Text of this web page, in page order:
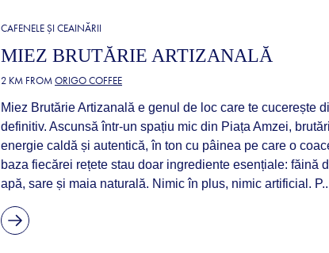
CAFENELE ȘI CEAINĂRII
MIEZ BRUTĂRIE ARTIZANALĂ
2 KM FROMORIGO COFFEE
Miez Brutărie Artizanală e genul de loc care te cucerește
definitiv. Ascunsă într-un spațiu mic din Piața Amzei,
energie caldă și autentică, în ton cu pâinea pe care o
baza fiecărei rețete stau doar ingrediente esențiale: făină
apă, sare și maia naturală. Nimic în plus, nimic artificial.